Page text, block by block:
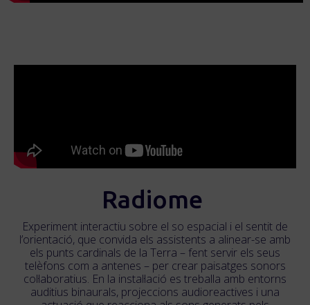
Radiome
Experiment interactiu sobre el so espacial i el sentit de
l’orientació, que convida els assistents a alinear-se amb
els punts cardinals de la Terra – fent servir els seus
telèfons com a antenes – per crear paisatges sonors
col·laboratius. En la instal·lació es treballa amb entorns
auditius binaurals, projeccions audioreactives i una